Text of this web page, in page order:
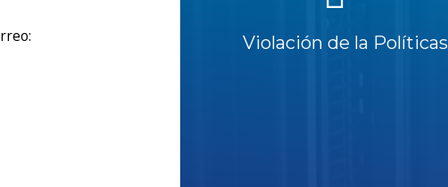
Violación de la Políticas